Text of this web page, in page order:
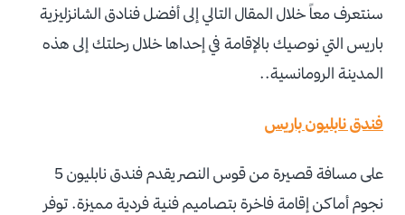
سنتعرف معاً خلال المقال التالي إلى أفضل فنادق الشانزليزية
باريس التي نوصيك بالإقامة في إحداها خلال رحلتك إلى هذه
المدينة الرومانسية..
فندق نابليون باريس
على مسافة قصيرة من قوس النصر يقدم فندق نابليون 5
نجوم أماكن إقامة فاخرة بتصاميم فنية فردية مميزة. توفر